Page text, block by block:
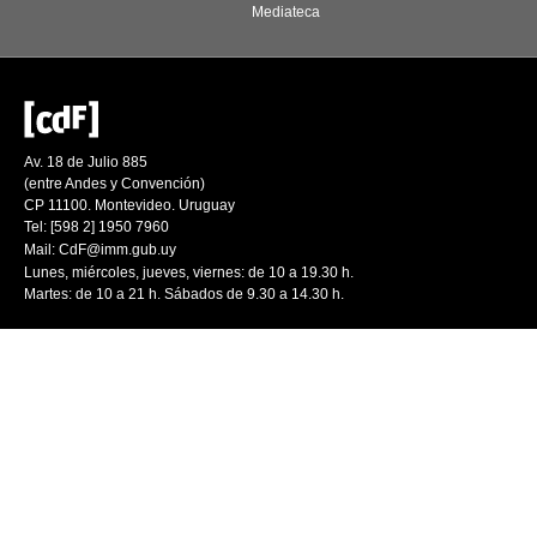
Mediateca
Av. 18 de Julio 885
(entre Andes y Convención)
CP 11100. Montevideo. Uruguay
Tel: [598 2] 1950 7960
Mail: CdF@imm.gub.uy
Lunes, miércoles, jueves, viernes: de 10 a 19.30 h.
Martes: de 10 a 21 h. Sábados de 9.30 a 14.30 h.